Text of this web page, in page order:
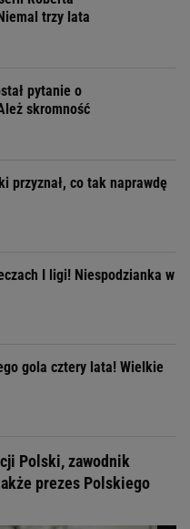
trzy lata
pytanie o
skromność
przyznał, co tak naprawdę
I ligi! Niespodzianka w
gola cztery lata! Wielkie
Polski, zawodnik
prezes Polskiego